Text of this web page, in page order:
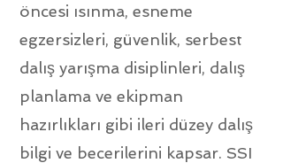
öncesi ısınma, esneme
egzersizleri, güvenlik, serbest
dalış yarışma disiplinleri, dalış
planlama ve ekipman
hazırlıkları gibi ileri düzey dalış
bilgi ve becerilerini kapsar. SSI